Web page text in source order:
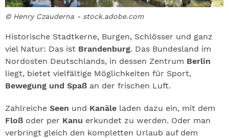
© Henry Czauderna - stock.adobe.com
Historische Stadtkerne, Burgen, Schlösser und ganz
viel Natur: Das ist Brandenburg. Das Bundesland im
Nordosten Deutschlands, in dessen Zentrum Berlin
liegt, bietet vielfältige Möglichkeiten für Sport,
Bewegung und Spaß an der frischen Luft.
Zahlreiche Seen und Kanäle laden dazu ein, mit dem
Floß oder per Kanu erkundet zu werden. Oder man
verbringt gleich den kompletten Urlaub auf dem